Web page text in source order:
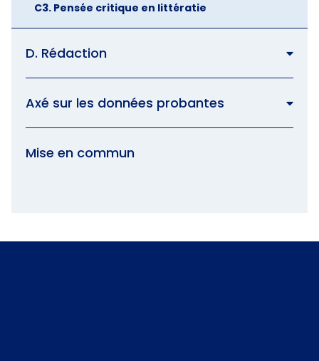
C3. Pensée critique en littératie
D. Rédaction
Axé sur les données probantes
Mise en commun